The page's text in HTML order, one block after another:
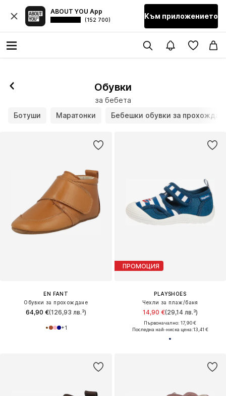
ABOUT YOU App
(152 700) Към приложението
Обувки
за бебета
Ботуши
Маратонки Бебешки обувки за
EN FANT
Обувки за прохождане
64,90 €(126,93 лв.³)
+1
ПРОМОЦИЯ
PLAYSHOES
Чехли за плаж/баня
14,90 €(29,14 лв.³)
Първоначално: 17,90 €
Последна най-ниска цена:13,41 €